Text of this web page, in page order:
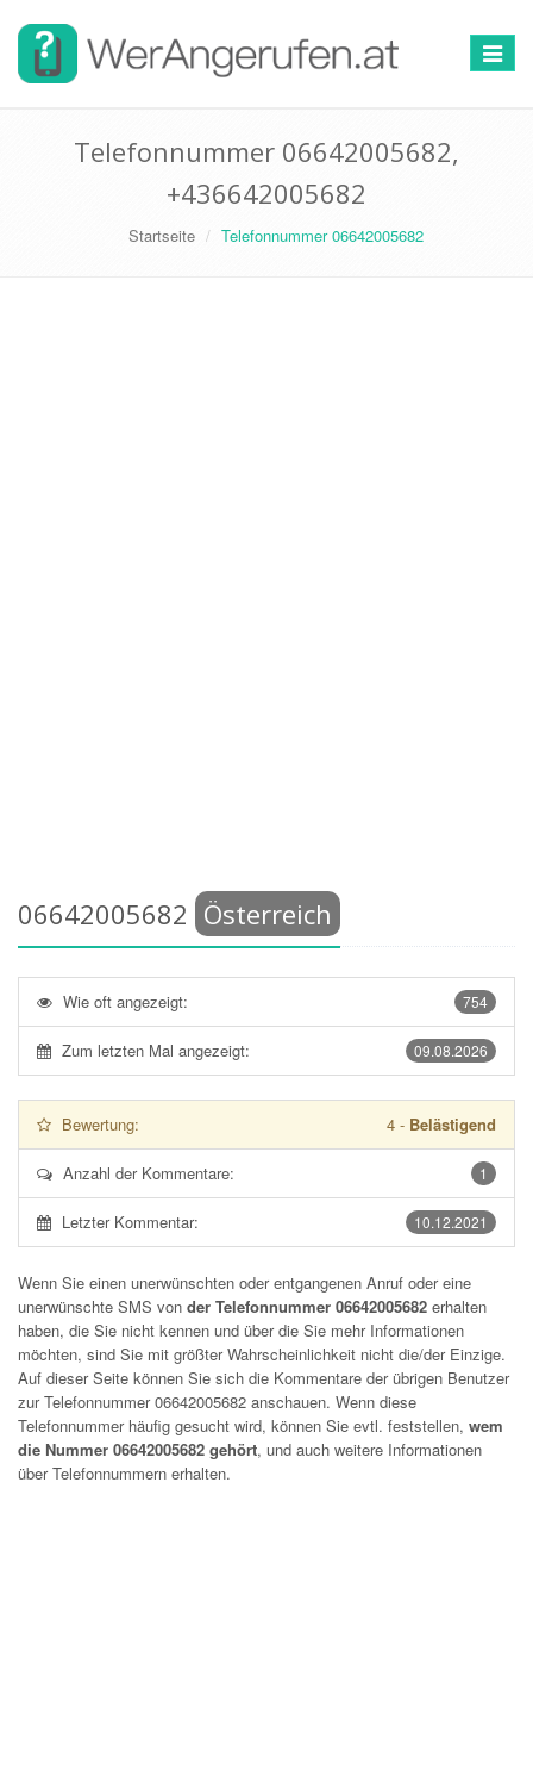
Toggle
Telefonnummer 06642005682,
+436642005682
Startseite Telefonnummer 06642005682
06642005682 Österreich
754
Wie oft angezeigt:
09.08.2026
Zum letzten Mal angezeigt:
Bewertung: 4 - Belästigend
1
Anzahl der Kommentare:
10.12.2021
Letzter Kommentar:
Wenn Sie einen unerwünschten oder entgangenen Anruf oder eine
unerwünschte SMS von der Telefonnummer 06642005682 erhalten
haben, die Sie nicht kennen und über die Sie mehr Informationen
möchten, sind Sie mit größter Wahrscheinlichkeit nicht die/der Einzige.
Auf dieser Seite können Sie sich die Kommentare der übrigen Benutzer
zur Telefonnummer06642005682 anschauen. Wenn diese
Telefonnummer häufig gesucht wird, können Sie evtl. feststellen, wem
die Nummer 06642005682 gehört, und auch weitere Informationen
über Telefonnummern erhalten.